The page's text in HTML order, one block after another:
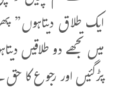
ایک طلاق دیتاہوں”
میں تجھے دو طلاقیں
پڑگئیں اور رجوع کا